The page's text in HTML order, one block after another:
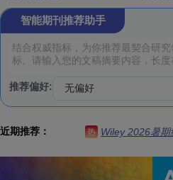
智能期刊推荐助手
推荐偏好:
近期推荐： 热 Wiley 2026暑期